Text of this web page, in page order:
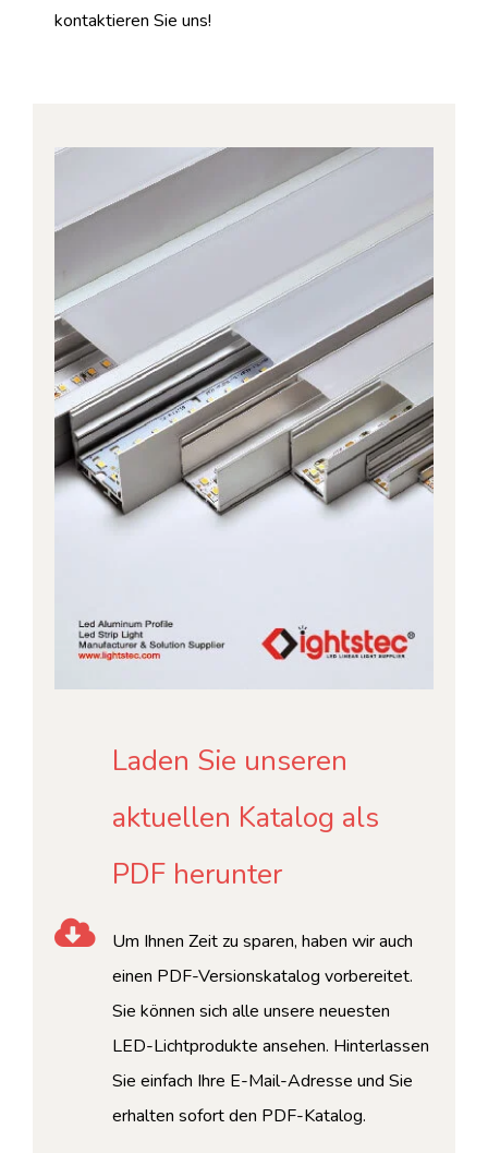
kontaktieren Sie uns!
Laden Sie unseren
aktuellen Katalog als
PDF herunter
Um Ihnen Zeit zu sparen, haben wir auch
einen PDF-Versionskatalog vorbereitet.
Sie können sich alle unsere neuesten
LED-Lichtprodukte ansehen. Hinterlassen
Sie einfach Ihre E-Mail-Adresse und Sie
erhalten sofort den PDF-Katalog.